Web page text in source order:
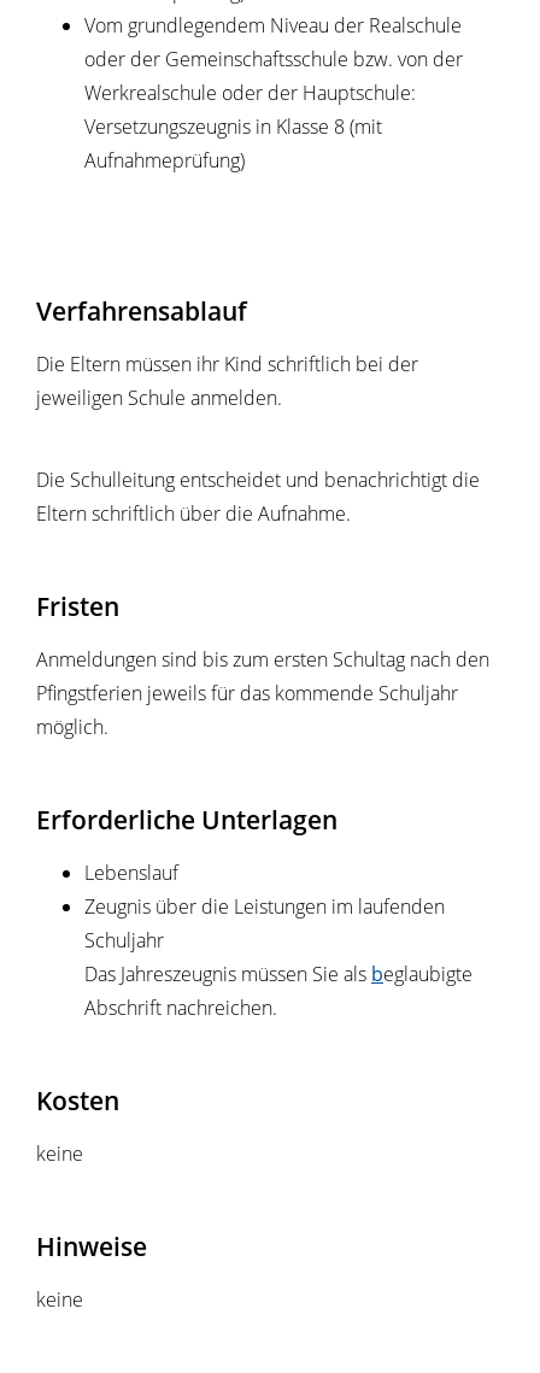
Vom grundlegendem Niveau der Realschule
oder der Gemeinschaftsschule bzw. von der
Werkrealschule oder der Hauptschule:
Versetzungszeugnis in Klasse 8 (mit
Aufnahmeprüfung)
Verfahrensablauf
Die Eltern müssen ihr Kind schriftlich bei der
jeweiligen Schule anmelden.
Die Schulleitung entscheidet und benachrichtigt die
Eltern schriftlich über die Aufnahme.
Fristen
Anmeldungen sind bis zum ersten Schultag nach den
Pfingstferien jeweils für das kommende Schuljahr
möglich.
Erforderliche Unterlagen
Lebenslauf
Zeugnis über die Leistungen im laufenden
Schuljahr
Das Jahreszeugnis müssen Sie als beglaubigte
Abschrift nachreichen.
Kosten
keine
Hinweise
keine